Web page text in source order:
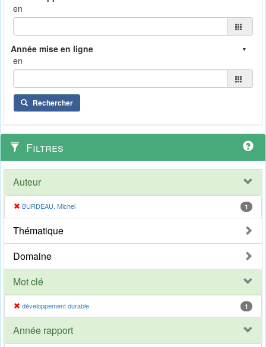
en
en
Rechercher
Filtres
Auteur
BURDEAU, Michel 1
Thématique
Domaine
Mot clé
développement durable 1
Année rapport